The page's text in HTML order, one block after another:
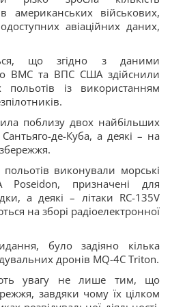
американських військових,
авіаційних даних,
що згідно з даними
ВМС та ВПС США здійснили
із використанням
поблизу двох найбільших
де-Куба, а деякі – на
виконували морські
Poseidon, призначені для
а деякі – літаки RC-135V
на зборі радіоелектронної
було задіяно кілька
дронів MQ-4C Triton.
увагу не лише тим, що
завдяки чому їх цілком